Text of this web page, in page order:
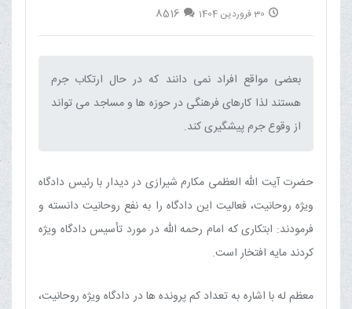
30 فروردین 1404 8516
بعضی مواقع افراد نمی دانند که در حال ارتکاب جرم
هستند لذا کارهای فرهنگی در حوزه ها و مساجد می تواند
از وقوع جرم پیشگیری کند.‌
حضرت آیت الله العظمی مکارم شیرازی در دیدار با رئیس دادگاه
ویژه روحانیت، فعالیت این دادگاه را به نفع روحانیت دانسته و
فرمودند: ابتکاری که امام رحمه الله در مورد تأسیس دادگاه ویژه
کردند مایه افتخار است.
معظم له با اشاره به تعداد کم پرونده ها در دادگاه ویژه روحانیت،